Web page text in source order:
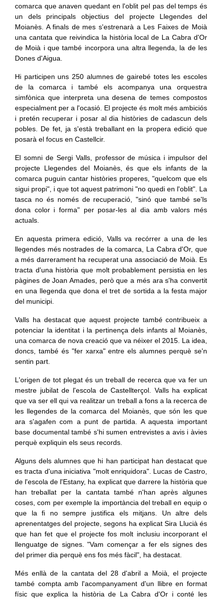
comarca que anaven quedant en l'oblit pel pas del temps és
un dels principals objectius del projecte Llegendes del
Moianès. A finals de mes s'estrenarà a Les Faixes de Moià
una cantata que reivindica la història local de La Cabra d'Or
de Moià i que també incorpora una altra llegenda, la de les
Dones d'Aigua.
Hi participen uns 250 alumnes de gairebé totes les escoles
de la comarca i també els acompanya una orquestra
simfònica que interpreta una desena de temes compostos
especialment per a l'ocasió. El projecte és molt més ambiciós
i pretén recuperar i posar al dia històries de cadascun dels
pobles. De fet, ja s'està treballant en la propera edició que
posarà el focus en Castellcir.
El somni de Sergi Valls, professor de música i impulsor del
projecte Llegendes del Moianès, és que els infants de la
comarca puguin cantar històries properes, "quelcom que els
sigui propi", i que tot aquest patrimoni "no quedi en l'oblit". La
tasca no és només de recuperació, "sinó que també se'ls
dona color i forma" per posar-les al dia amb valors més
actuals.
En aquesta primera edició, Valls va recórrer a una de les
llegendes més nostrades de la comarca, La Cabra d'Or, que
a més darrerament ha recuperat una associació de Moià. Es
tracta d'una història que molt probablement persistia en les
pàgines de Joan Amades, però que a més ara s'ha convertit
en una llegenda que dona el tret de sortida a la festa major
del municipi.
Valls ha destacat que aquest projecte també contribueix a
potenciar la identitat i la pertinença dels infants al Moianès,
una comarca de nova creació que va néixer el 2015. La idea,
doncs, també és "fer xarxa" entre els alumnes perquè se'n
sentin part.
L'origen de tot plegat és un treball de recerca que va fer un
mestre jubilat de l'escola de Castellterçol. Valls ha explicat
que va ser ell qui va realitzar un treball a fons a la recerca de
les llegendes de la comarca del Moianès, que són les que
ara s'agafen com a punt de partida. A aquesta important
base documental també s'hi sumen entrevistes a avis i àvies
perquè expliquin els seus records.
Alguns dels alumnes que hi han participat han destacat que
es tracta d'una iniciativa "molt enriquidora". Lucas de Castro,
de l'escola de l'Estany, ha explicat que darrere la història que
han treballat per la cantata també n'han après algunes
coses, com per exemple la importància del treball en equip o
que la fi no sempre justifica els mitjans. Un altre dels
aprenentatges del projecte, segons ha explicat Sira Llucià és
que han fet que el projecte fos molt inclusiu incorporant el
llenguatge de signes. "Vam començar a fer els signes des
del primer dia perquè ens fos més fàcil", ha destacat.
Més enllà de la cantata del 28 d'abril a Moià, el projecte
també compta amb l'acompanyament d'un llibre en format
físic que explica la història de La Cabra d'Or i conté les